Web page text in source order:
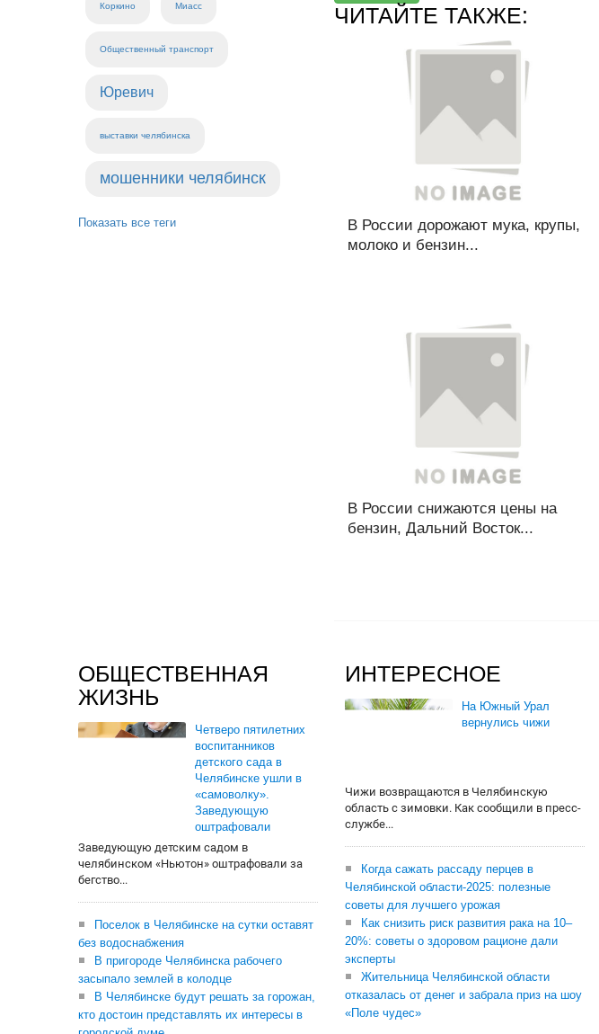
Коркино Миасс
Общественный транспорт
Юревич
выставки челябинска
мошенники челябинск
Показать все теги
ЧИТАЙТЕ ТАКЖЕ:
В России дорожают мука, крупы,
молоко и бензин...
В России снижаются цены на
бензин, Дальний Восток...
ОБЩЕСТВЕННАЯ
ЖИЗНЬ
Четверо пятилетних
воспитанников
детского сада в
Челябинске ушли в
«самоволку».
Заведующую
оштрафовали
Заведующую детским садом в
челябинском «Ньютон» оштрафовали за
бегство...
Поселок в Челябинске на сутки оставят
без водоснабжения
В пригороде Челябинска рабочего
засыпало землей в колодце
В Челябинске будут решать за горожан,
кто достоин представлять их интересы в
ИНТЕРЕСНОЕ
На Южный Урал
вернулись чижи
Чижи возвращаются в Челябинскую
область с зимовки. Как сообщили в пресс-
службе...
Когда сажать рассаду перцев в
Челябинской области-2025: полезные
советы для лучшего урожая
Как снизить риск развития рака на 10–
20%: советы о здоровом рационе дали
эксперты
Жительница Челябинской области
отказалась от денег и забрала приз на шоу
«Поле чудес»